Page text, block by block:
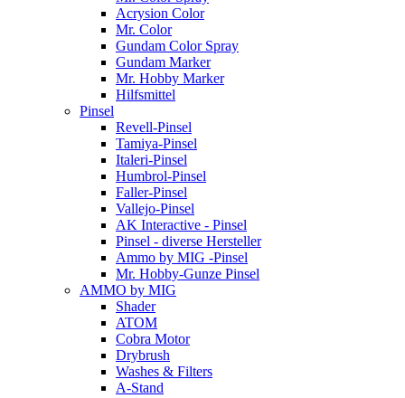
Acrysion Color
Mr. Color
Gundam Color Spray
Gundam Marker
Mr. Hobby Marker
Hilfsmittel
Pinsel
Revell-Pinsel
Tamiya-Pinsel
Italeri-Pinsel
Humbrol-Pinsel
Faller-Pinsel
Vallejo-Pinsel
AK Interactive - Pinsel
Pinsel - diverse Hersteller
Ammo by MIG -Pinsel
Mr. Hobby-Gunze Pinsel
AMMO by MIG
Shader
ATOM
Cobra Motor
Drybrush
Washes & Filters
A-Stand